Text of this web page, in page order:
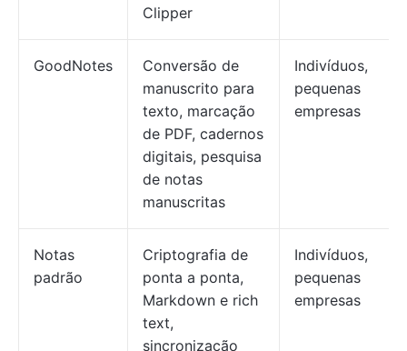
Clipper
GoodNotes
Conversão de
manuscrito para
texto, marcação
de PDF, cadernos
digitais, pesquisa
de notas
manuscritas
Indivíduos,
pequenas
empresas
Notas
padrão
Criptografia de
ponta a ponta,
Markdown e rich
text,
sincronização
Indivíduos,
pequenas
empresas